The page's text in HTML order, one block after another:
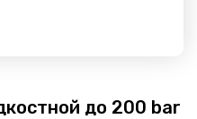
до 200 bar